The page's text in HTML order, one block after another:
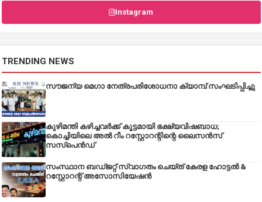
Instagram
TRENDING NEWS
സൗജന്യ മെഗാ നേത്രപരിശോധനാ ക്യാമ്പ് സംഘടിപ്പിച്ചു
കുഴിമന്തി കഴിച്ചവർക്ക് കൂട്ടമായി ഭക്ഷ്യവിഷബാധ;
കൊച്ചിയിലെ അൽ റീം റസ്റ്റോറന്റിന്റെ ലൈസൻസ്
സസ്പെൻഡ്
സംസ്ഥാന ബഡ്‌ജറ്റ് സ്വാഗതം ചെയ്ത് കേരള ഹോട്ടൽ &
റസ്റ്റോറന്റ് അസോസിയേഷൻ